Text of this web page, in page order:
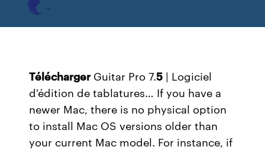
TéléchargerGuitar Pro 7.5 | Logiciel
d'édition de tablatures… If you have a
newer Mac, there is no physical option
to install Mac OS versions older than
your current Mac model. For instance, if